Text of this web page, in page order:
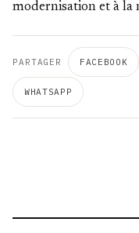
modernisation et à la
PARTAGER FACEBOOK
WHATSAPP